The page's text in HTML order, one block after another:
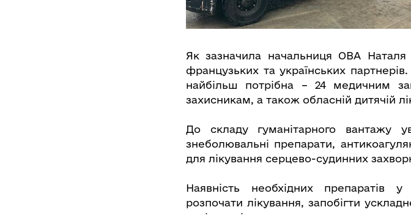
Як зазначила начальниця ОВА
французьких та українських
найбільш потрібна – 24 медичним
захисникам, а також обласній дитячій
До складу гуманітарного вантажу
знеболювальні препарати,
для лікування серцево-судинних
Наявність необхідних препаратів
розпочати лікування, запобігти